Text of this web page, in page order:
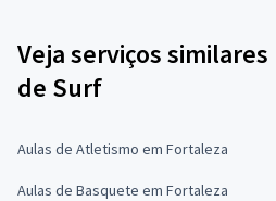
Veja serviços
de Surf
Aulas de Atletismo em Fortaleza
Aulas de Basquete em Fortaleza